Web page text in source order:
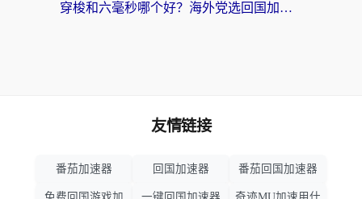
穿梭和六毫秒哪个好？海外党选回国加速器的避坑指南，附番茄加速器实测
友情链接
番茄加速器 回国加速器 番茄回国加速器